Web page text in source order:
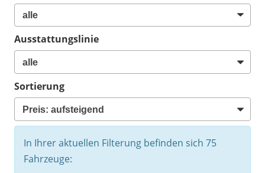
Ausstattungslinie
Sortierung
In Ihrer aktuellen Filterung befinden sich 75
Fahrzeuge: